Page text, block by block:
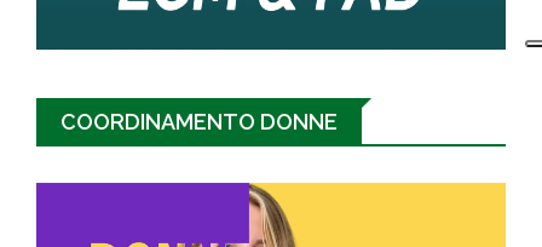
COORDINAMENTO DONNE